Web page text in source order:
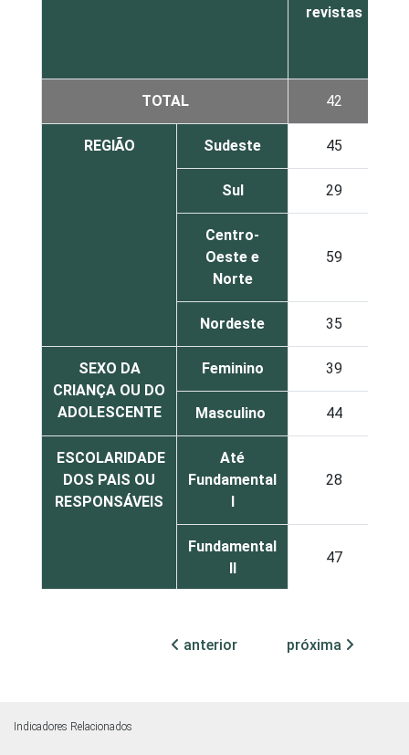
revistas
TOTAL 42
REGIÃO Sudeste 45
Sul 29
Centro-
Oeste e
Norte
59
Nordeste 35
SEXO DA
CRIANÇA OU DO
ADOLESCENTE
Feminino 39
Masculino 44
ESCOLARIDADE
DOS PAIS OU
RESPONSÁVEIS
Até
Fundamental
I
28
Fundamental
II
47
mais
DO
anterior próxima
Indicadores Relacionados